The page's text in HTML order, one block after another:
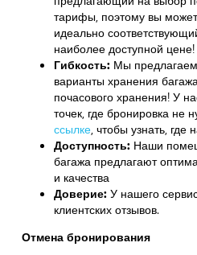
тарифы, поэтому вы
идеально
наиболее доступной цене!
Гибкость: Мы
варианты хранения
почасового хранения! У
точек, где бронировка не
ссылке,чтобы узнать, где
Доступность: Наши
багажа предлагают
и качества
Доверие: У нашего
клиентских отзывов.
Отмена бронирования